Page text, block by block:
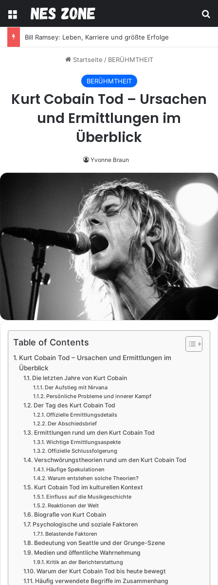
Menü
Wer ist anastasia maruster? Die wichtigsten Fakten
Startseite / BERÜHMTHEIT
BERÜHMTHEIT
Kurt Cobain Tod – Ursachen
und Ermittlungen im
Überblick
Yvonne Braun
Table of Contents
Kurt Cobain Tod – Ursachen und Ermittlungen im
Überblick
Die letzten Jahre von Kurt Cobain
Der Aufstieg mit Nirvana
Persönliche Probleme und innerer Kampf
Der Tag des Kurt Cobain Tod
Offizielle Ermittlungsdetails
Der Abschiedsbrief
Ermittlungen rund um den Kurt Cobain Tod
Wichtige Ermittlungsaspekte
Offizielle Schlussfolgerung
Verschwörungstheorien rund um den Kurt Cobain Tod
Häufige Spekulationen
Warum entstehen solche Theorien?
Kurt Cobain Tod im kulturellen Kontext
Einfluss auf die Musikgeschichte
Reaktionen der Welt
Biografie von Kurt Cobain
Psychologische und soziale Faktoren
Belastende Faktoren
Bedeutung von Seattle und der Grunge-Szene
Medien und öffentliche Wahrnehmung
Kritik an der Berichterstattung
Warum der Kurt Cobain Tod bis heute bewegt
Häufig verwendete Begriffe im Zusammenhang